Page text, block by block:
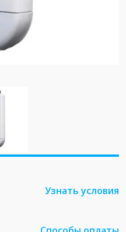
Узнать условия